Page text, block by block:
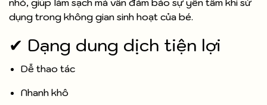
nhỏ, giúp làm sạch mà vẫn đảm bảo sự yên tâm khi sử
dụng trong không gian sinh hoạt của bé.
✔ Dạng dung dịch tiện lợi
Dễ thao tác
Nhanh khô